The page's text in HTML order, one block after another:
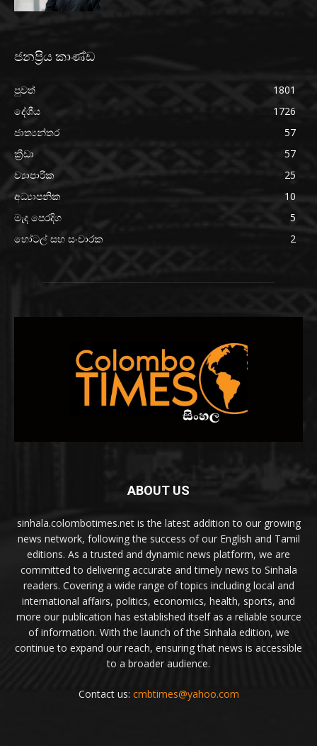
ජනප්‍රිය කාණ්ඩ
පුවත්
1801
දේශීය
1726
ජාත්‍යන්තර
57
ක්‍රීඩා
57
ව්‍යාපාරික
25
අධ්‍යාපනික
10
මැද පෙරදිග
5
හෝටල් සහ සංචාරක
2
ABOUT US
sinhala.colombotimes.net is the latest addition to our growing
news network, following the success of our English and Tamil
editions. As a trusted and dynamic news platform, we are
committed to delivering accurate and timely news to Sinhala
readers. Covering a wide range of topics including local and
international affairs, politics, economics, health, sports, and
more our publication has established itself as a reliable source
of information. With the launch of the Sinhala edition, we
continue to expand our reach, ensuring that news is accessible
to a broader audience.
Contact us: cmbtimes@yahoo.com